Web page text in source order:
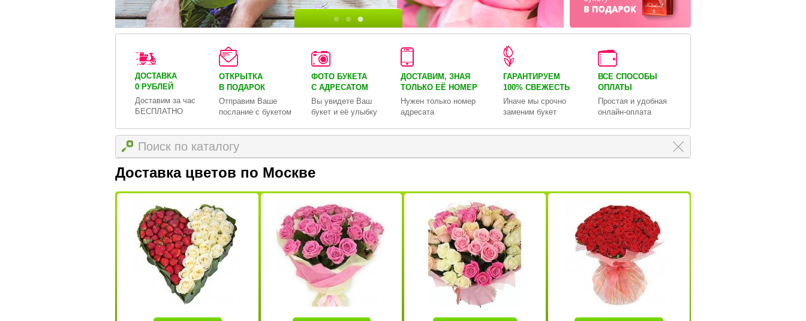
ДОСТАВКА
0 РУБЛЕЙ
Доставим за час
БЕСПЛАТНО
ОТКРЫТКА
В ПОДАРОК
Отправим Ваше
послание с букетом
ФОТО БУКЕТА
С АДРЕСАТОМ
Вы увидете Ваш
букет и её улыбку
ДОСТАВИМ, ЗНАЯ
ТОЛЬКО ЕЁ НОМЕР
Нужен только номер
адресата
ГАРАНТИРУЕМ
100% СВЕЖЕСТЬ
Иначе мы срочно
заменим букет
ВСЕ СПОСОБЫ
ОПЛАТЫ
Простая и удобная
онлайн-оплата
Доставка цветов по Москве